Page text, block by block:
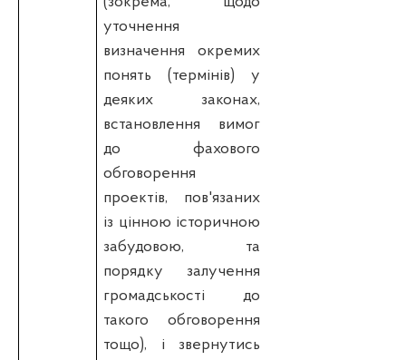
уточнення
визначення окремих
понять (термінів) у
деяких законах,
встановлення вимог
до фахового
обговорення
проектів, пов'язаних
із цінною історичною
забудовою, та
порядку залучення
громадськості до
такого обговорення
тощо), і звернутись